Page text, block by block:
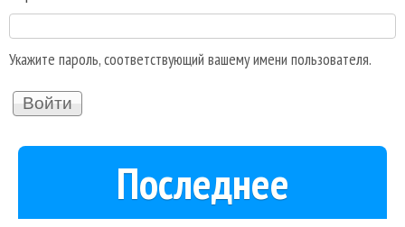
Укажите пароль, соответствующий вашему имени пользователя.
Последнее